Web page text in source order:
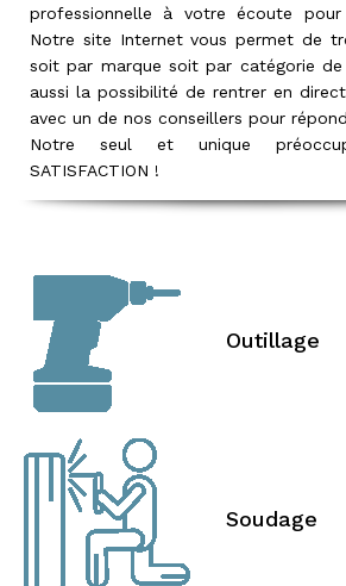
professionnelle à votre écoute pour
Notre site Internet vous permet de
soit par marque soit par catégorie de
aussi la possibilité de rentrer en
avec un de nos conseillers pour
Notre seul et unique
SATISFACTION !
Outillage
Soudage